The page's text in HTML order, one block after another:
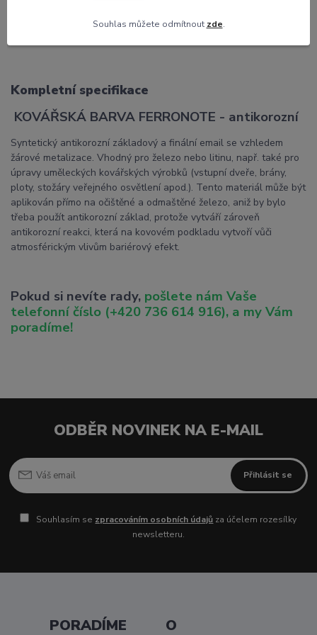
Kompletní specifikace Komentáře
Kompletní specifikace
KOVÁŘSKÁ BARVA FERRONOTE - antikorozní
Syntetický antikorozní základový a finální email se vzhledem
žárové metalizace. Vhodný pro železo nebo litinu, např. také pro
úpravy uměleckých kovářských výrobků (vstupní dveře, brány,
ploty, stožáry veřejného osvětlení apod.). Tento materiál může být
aplikován přímo na očištěné a odmaštěné železo, aniž by bylo
třeba použít antikorozní základ, protože vytváří zároveň
antikorozní reakci, která na kovovém podkladu vytvoří vůči
atmosférickým vlivům bariérový efekt.
Pokud si nevíte rady, pošlete nám Vaše
telefonní číslo (+420 736 614 916), a my Vám
poradíme!
ODBĚR NOVINEK NA E-MAIL
Přihlásit se
Souhlasím se zpracováním osobních údajů za účelem rozesílky
newsletteru.
PORADÍME O
Souhlas můžete odmítnout zde.